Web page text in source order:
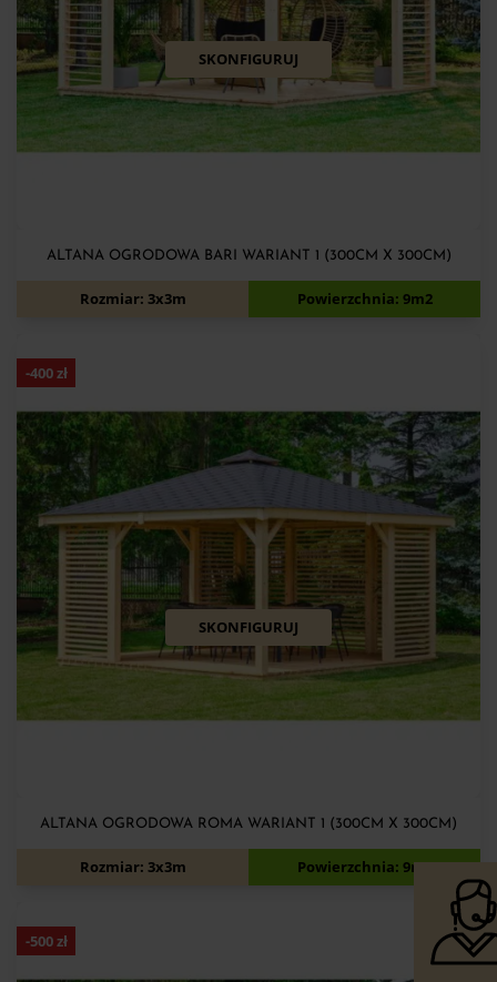
SKONFIGURUJ
ALTANA OGRODOWA BARI WARIANT 1 (300CM X 300CM)
4 990 4 590zł
Rozmiar: 3x3m Powierzchnia: 9m2
-400zł
SKONFIGURUJ
ALTANA OGRODOWA ROMA WARIANT 1 (300CM X 300CM)
6 170 5 770zł
Rozmiar: 3x3m Powierzchnia: 9m2
-500zł